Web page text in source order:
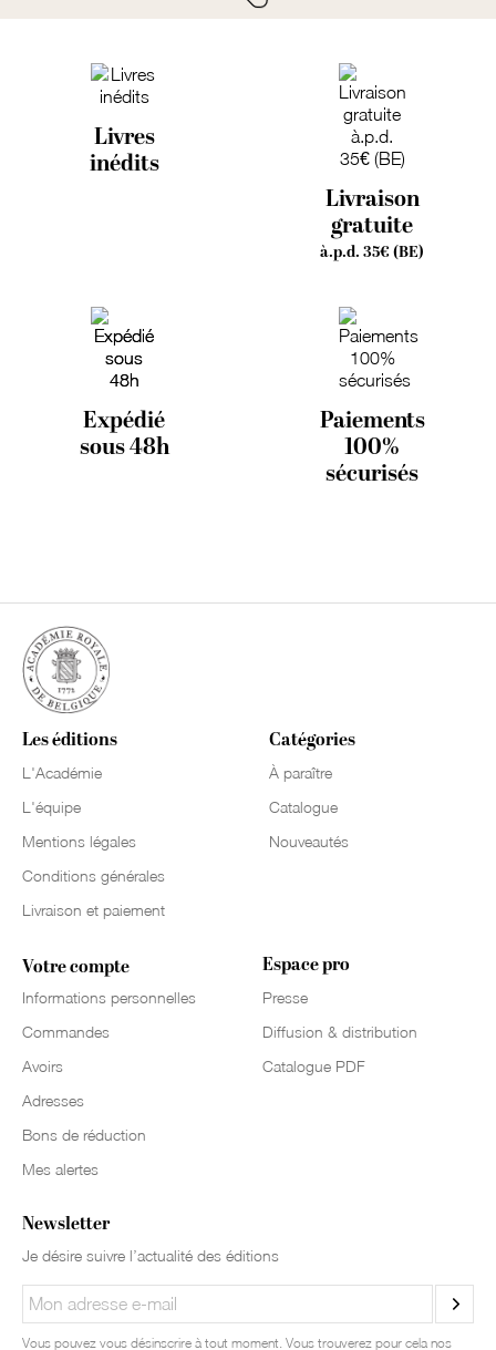
Livres
inédits
Livraison
gratuite
à.p.d. 35€ (BE)
Expédié
sous 48h
Paiements
100%
sécurisés
Les éditions
L'Académie
L'équipe
Mentions légales
Conditions générales
Livraison et paiement
Catégories
À paraître
Catalogue
Nouveautés
Votre compte
Informations personnelles
Commandes
Avoirs
Adresses
Bons de réduction
Mes alertes
Espace pro
Presse
Diffusion & distribution
Catalogue PDF
Newsletter
Je désire suivre l’actualité des éditions
Vous pouvez vous désinscrire à tout moment. Vous trouverez pour cela nos